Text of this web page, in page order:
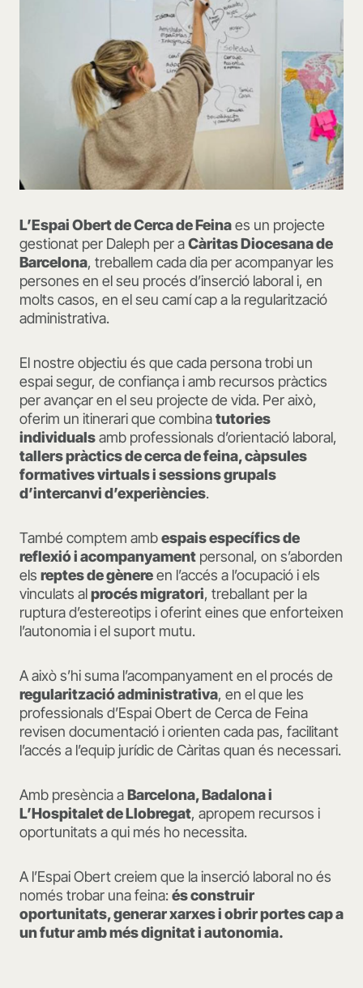
L’Espai Obert de Cerca de Feinaes un projecte
gestionat per Daleph per aCàritas Diocesana de
Barcelona, treballem cada dia per acompanyar les
persones en el seu procés d’inserció laboral i, en
molts casos, en el seu camí cap a la regularització
administrativa.
El nostre objectiu és que cada persona trobi un
espai segur, de confiança i amb recursos pràctics
per avançar en el seu projecte de vida. Per això,
oferim un itinerari que combinatutories
individualsamb professionals d’orientació laboral,
tallers pràctics de cerca de feina, càpsules
formatives virtuals i sessions grupals
d’intercanvi d’experiències.
També comptem ambespais específics de
reflexió i acompanyament personal, on s’aborden
els reptes de gènereen l’accés a l’ocupació i els
vinculats alprocés migratori, treballant per la
ruptura d’estereotips i oferint eines que enforteixen
l’autonomia i el suport mutu.
A això s’hi suma l’acompanyament en el procés de
regularització administrativa, en el que les
professionals d’Espai Obert de Cerca de Feina
revisen documentació i orienten cada pas, facilitant
l’accés a l’equip jurídic de Càritas quan és necessari.
Amb presència aBarcelona, Badalona i
L’Hospitalet de Llobregat, apropem recursos i
oportunitats a qui més ho necessita.
A l’Espai Obert creiem que la inserció laboral no és
només trobar una feina:és construir
oportunitats, generar xarxes i obrir portes cap a
un futur amb més dignitat i autonomia.